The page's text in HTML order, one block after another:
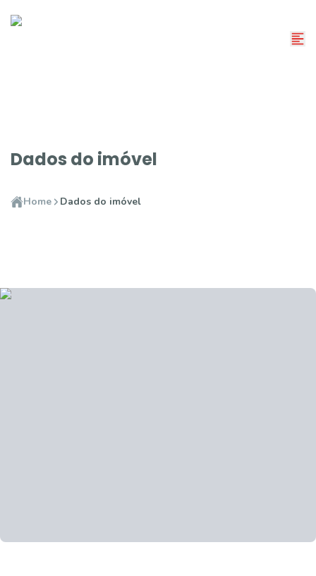
Dados do imóvel
Home Dados do imóvel